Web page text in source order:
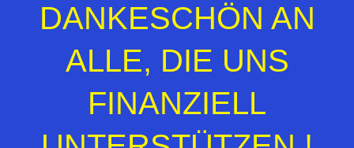
DANKESCHÖN AN
ALLE, DIE UNS
FINANZIELL